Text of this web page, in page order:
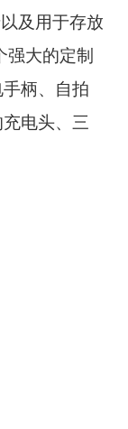
及用于存放
大的定制
柄、自拍
电头、三